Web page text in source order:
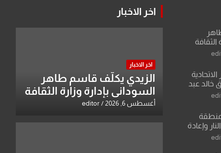
الثقافة
خالد عبد
وإعادة
يطرح
اخر الاخبار
اخر الاخبار
الزيدي يكلّف قاسم طاهر
السوداني بإدارة وزارة الثقافة
أغسطس 6, 2026 editor